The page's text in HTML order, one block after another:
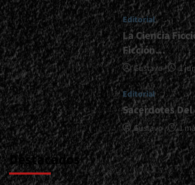
<span>
|
</span>
</small>
<div>Finalmente
Narnia
Devela
Su
Nuevo
Álbum</div>
Editorial
La Ciencia
Ficción…
Gustavo 1
Editorial
Sacerdotes
Gustavo 1
Destacados